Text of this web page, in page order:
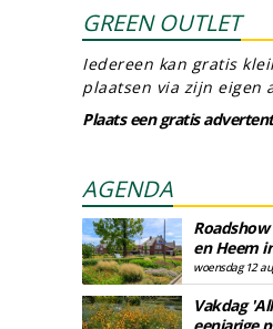
GREEN OUTLET
Iedereen kan gratis
plaatsen via zijn eigen
Plaats een gratis
AGENDA
en Heem
woensdag 12
Vakdag